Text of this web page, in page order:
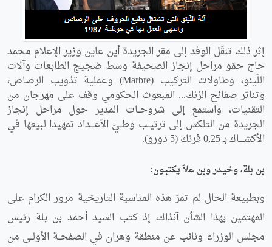
إثر ذلك تنقّل الوفد إلى مقر الجريدة أين عاين وزير الإعلام محمد
حاج حمّو مراحل إنجاز الصحيفة وسط ضجيج الطابعات وآلات
اللّينو، وطاولات التركيب (Marbre) وعملية تذويب الرصاص،
وتناثر صفائح الزنك... المبعوث الحكومي وقف على مهرجان من
التقنيات، واستمع إلى شروحــات المدير حول مراحل إنجاز
الجريدة من التلكس إلى ترتيــب وطــيّ الأعـــداد تمهيدا لبيعها في
الأكشــــاك بـ 0,25 فرنك (5 دورو).
بن بلة، وخيـدر وبن علاّ يكتبـون:
وبطبيعة الحال لم تمرّ هذه المناسبة التاريخية مرور الكرام على
المهتمين بهذا الشأن آنذاك، إذ كتب السيد أحمد بن بلة رئيس
مجلس الوزراء ونائب عن منطقة وهران في الصفحــة الأولــى من